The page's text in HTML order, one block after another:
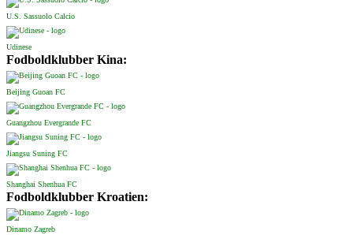
U.S. Sassuolo Calcio
Udinese
Fodboldklubber Kina:
Beijing Guoan FC
Guangzhou Evergrande FC
Jiangsu Suning FC
Shanghai Shenhua FC
Fodboldklubber Kroatien:
Dinamo Zagreb